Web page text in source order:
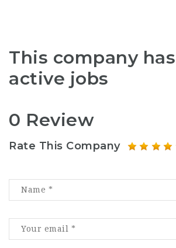
This company
active jobs
0 Review
Rate This Company